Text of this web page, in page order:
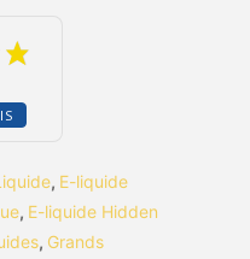
, E-liquide
, E-liquide Hidden
, Grands